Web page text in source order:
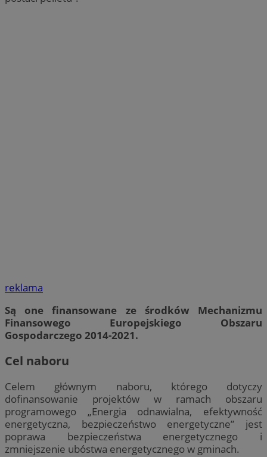
reklama
Są one finansowane ze środków Mechanizmu
Finansowego Europejskiego Obszaru
Gospodarczego 2014-2021.
Cel naboru
Celem głównym naboru, którego dotyczy
dofinansowanie projektów w ramach obszaru
programowego „Energia odnawialna, efektywność
energetyczna, bezpieczeństwo energetyczne” jest
poprawa bezpieczeństwa energetycznego i
zmniejszenie ubóstwa energetycznego w gminach.